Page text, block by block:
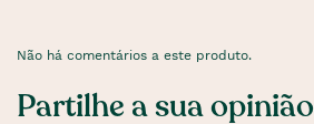
Não há comentários a este produto.
Partilhe a sua opinião